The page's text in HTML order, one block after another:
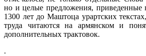
но и целые предложения, приведенные
1300 лет до Маштоца урартских
труда читаются на армянском и
дополнительных трактовок.
.